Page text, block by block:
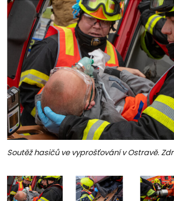
Soutěž hasičů ve vyprošťování v Ostravě.